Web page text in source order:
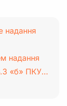
надання
надання
«б» ПКУ…